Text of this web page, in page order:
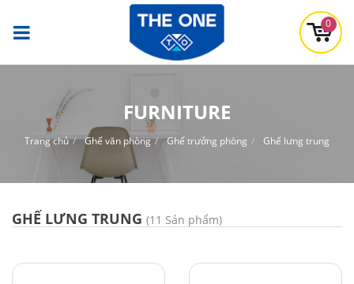
0
FURNITURE
Trang chủ Ghế văn phòng Ghế trưởng phòng Ghế lưng trung
GHẾ LƯNG TRUNG (11 Sản phẩm)